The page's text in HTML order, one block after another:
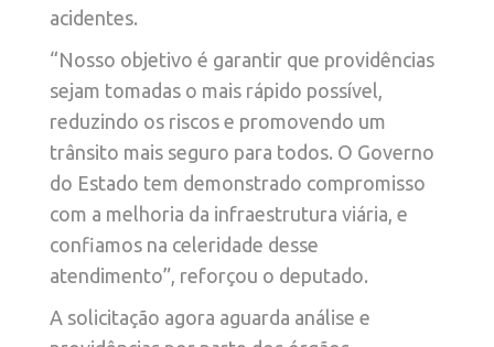
acidentes.
“Nosso objetivo é garantir que providências
sejam tomadas o mais rápido possível,
reduzindo os riscos e promovendo um
trânsito mais seguro para todos. O Governo
do Estado tem demonstrado compromisso
com a melhoria da infraestrutura viária, e
confiamos na celeridade desse
atendimento”, reforçou o deputado.
A solicitação agora aguarda análise e